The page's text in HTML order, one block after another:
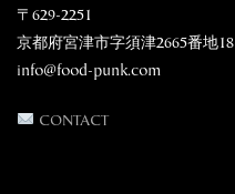
〒629-2251
京都府宮津市字須津2665番地18
info@food-punk.com
CONTACT